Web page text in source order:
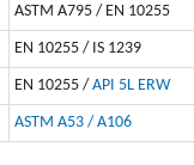
ASTM A795 / EN 10255
EN 10255 / IS 1239
EN 10255 /API 5L ERW
ASTM A53 / A106